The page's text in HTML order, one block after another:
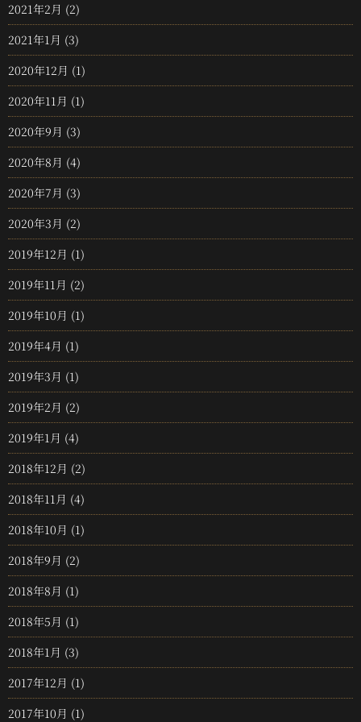
2021年2月 (2)
2021年1月 (3)
2020年12月 (1)
2020年11月 (1)
2020年9月 (3)
2020年8月 (4)
2020年7月 (3)
2020年3月 (2)
2019年12月 (1)
2019年11月 (2)
2019年10月 (1)
2019年4月 (1)
2019年3月 (1)
2019年2月 (2)
2019年1月 (4)
2018年12月 (2)
2018年11月 (4)
2018年10月 (1)
2018年9月 (2)
2018年8月 (1)
2018年5月 (1)
2018年1月 (3)
2017年12月 (1)
2017年10月 (1)